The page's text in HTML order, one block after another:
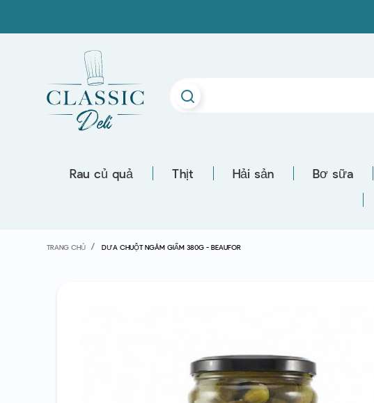
Rau củ quả Thịt Hải sản Bơ sữa
TRANG CHỦ DƯA CHUỘT NGÂM GIẤM 380G - BEAUFOR